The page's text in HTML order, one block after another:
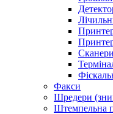
Факси
Шредери
Штемпельна